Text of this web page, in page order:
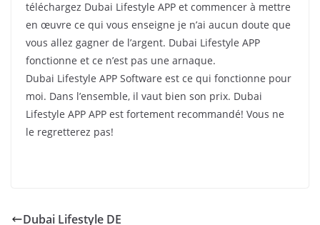
téléchargez Dubai Lifestyle APP et commencer à mettre
en œuvre ce qui vous enseigne je n’ai aucun doute que
vous allez gagner de l’argent. Dubai Lifestyle APP
fonctionne et ce n’est pas une arnaque.
Dubai Lifestyle APP Software est ce qui fonctionne pour
moi. Dans l’ensemble, il vaut bien son prix. Dubai
Lifestyle APP APP est fortement recommandé! Vous ne
le regretterez pas!
Dubai Lifestyle DE